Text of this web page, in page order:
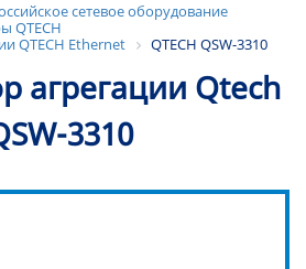
сетевое оборудование
QTECH
QTECH Ethernet
QTECH QSW-3310
агрегации Qtech
3310